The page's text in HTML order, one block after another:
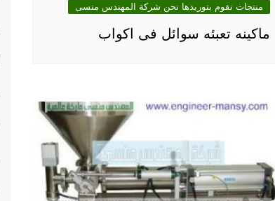
منتجات نقوم بتوريدها نحن شركة المهندس منسى
ماكينه تعبئه سوائل فى اكواب